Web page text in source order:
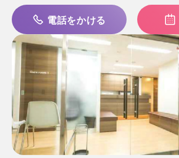
電話をかける